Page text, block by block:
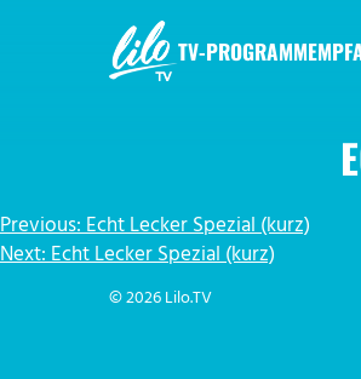
TV-PROGRAMM
BEITRAGSNAVIGATION
Previous:Echt Lecker Spezial (kurz)
Next:Echt Lecker Spezial (kurz)
© 2026 Lilo.TV